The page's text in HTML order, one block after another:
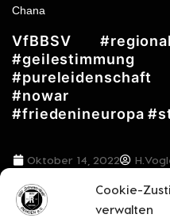
Cookie-
verwalten
Chana
VfBBSV
#pureleidenschaft
#friedenineuropa
Oktober 14, 2022
VORIGER BEITRAG